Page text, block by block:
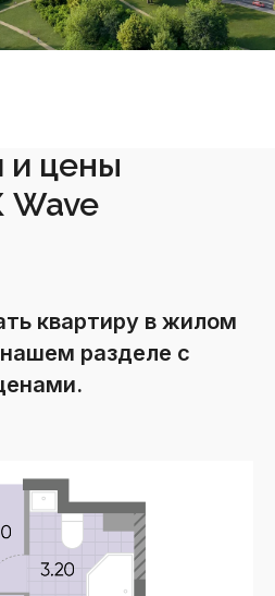
и цены
квартиру в жилом
разделе с